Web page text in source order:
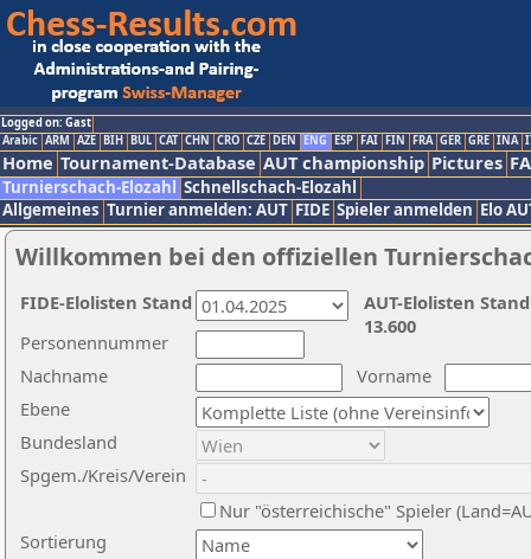
Logged on: Gast
Arabic ARM AZE BIH BUL CAT CHN CRO CZE DEN ENG ESP FAI FIN FRA GER GRE INA
Home Tournament-Database AUT championship Pictures
Turnierschach-Elozahl Schnellschach-Elozahl
Allgemeines Turnier anmelden: AUT FIDE Spieler anmelden Elo
Willkommen bei den offiziellen
Nachname
Vorname
Ebene
Sortierung
Personennummer
Bundesland
Spgem./Kreis/Verein
Nur "österreichische" Spieler
AUT-Elolisten
13.600
FIDE-Elolisten Stand